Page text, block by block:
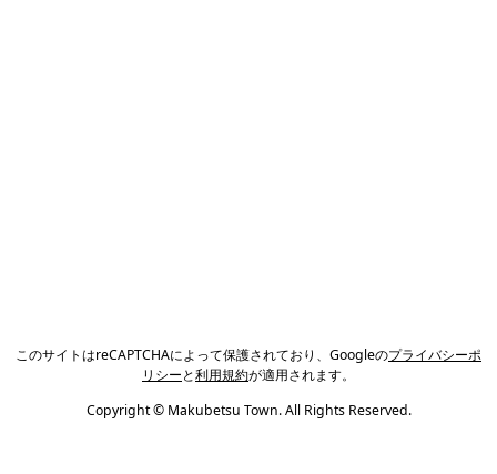
このサイトはreCAPTCHAによって保護されており、Googleのプライバシーポ
リシーと利用規約が適用されます。
Copyright © Makubetsu Town. All Rights Reserved.